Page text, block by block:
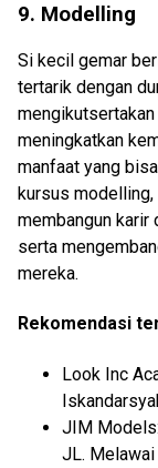
9. Modelling
Si kecil gemar
tertarik dengan
meningkatkan
manfaat yang
kursus
membangun karir
serta
mereka.
Rekomendasi
Look Inc
JIM
JL. Melawai